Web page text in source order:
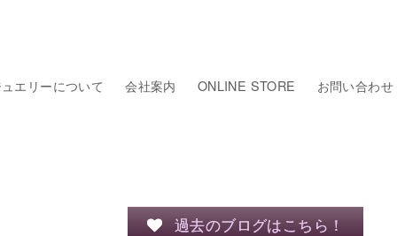
エリーについて 会社案内 ONLINE STORE お問い合わせ
過去のブログはこちら！